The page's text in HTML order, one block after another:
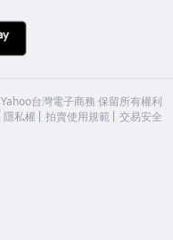
Yahoo台灣電子商務 保留所有權利
隱私權 拍賣使用規範 交易安全